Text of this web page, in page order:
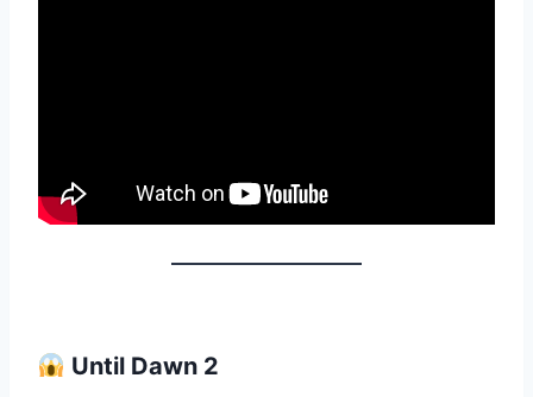
Until Dawn 2